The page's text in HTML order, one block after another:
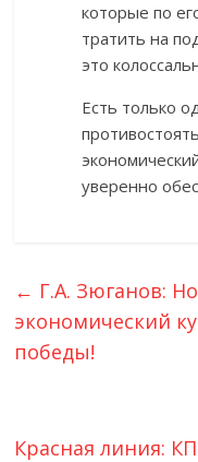
которые по
тратить на
это
Есть только
уверенно
← Г.А. Зюганов:
экономический
победы!
Красная линия: